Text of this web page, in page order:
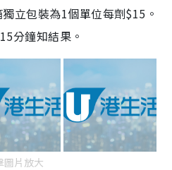
立包裝為1個單位每劑$15。
分鐘知結果。
圖片放大